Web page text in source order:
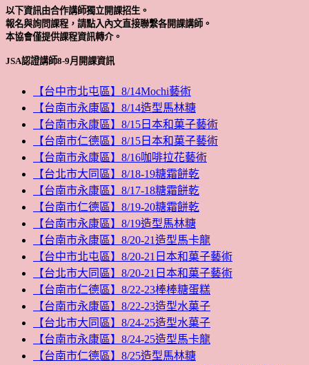
以下資訊由合作講師獨立開課招生。
報名與詢問課程，請點入內文直接聯繫各開課講師。
本協會僅提供課程資訊轉介。
JSA認證講師8-9月開課資訊
【台中市北屯區】8/14Mochi藝術
【台南市永康區】8/14造型馬林糖
【台南市永康區】8/15日本和菓子藝術
【台南市仁德區】8/15日本和菓子藝術
【台南市永康區】8/16咖啡拉花藝術
【台北市大同區】8/18-19糖霜餅乾
【台南市永康區】8/17-18糖霜餅乾
【台南市仁德區】8/19-20糖霜餅乾
【台南市永康區】8/19造型馬林糖
【台南市永康區】8/20-21造型馬卡龍
【台中市北屯區】8/20-21日本和菓子藝術
【台北市大同區】8/20-21日本和菓子藝術
【台南市仁德區】8/22-23棒棒糖蛋糕
【台南市永康區】8/22-23造型水菓子
【台北市大同區】8/24-25造型水菓子
【台南市永康區】8/24-25造型馬卡龍
【台南市仁德區】8/25造型馬林糖